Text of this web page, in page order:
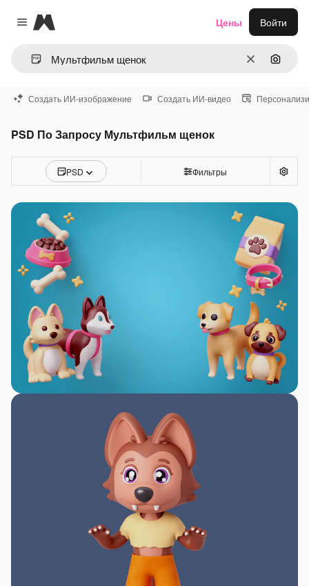
Close menu
Magnific
ОчиститьПоиск
Цены Войти
Создать ИИ-изображение Создать ИИ-видео
PSD По Запросу Мультфильм щенок
PSD Фильтры